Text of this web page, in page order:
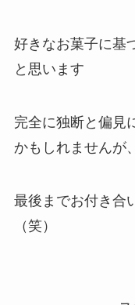
好きなお菓子に基
と思います
完全に独断と偏見
かもしれませんが、
最後までお付き合
（笑）